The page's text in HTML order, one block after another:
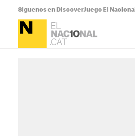
Síguenos en DiscoverJuego El Nacional